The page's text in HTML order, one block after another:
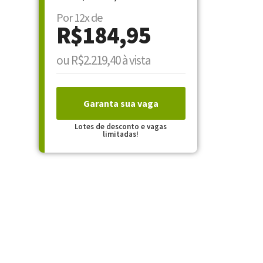
Por 12x de
R$184,95
ou R$2.219,40 à vista
Garanta sua vaga
Lotes de desconto e vagas
limitadas!